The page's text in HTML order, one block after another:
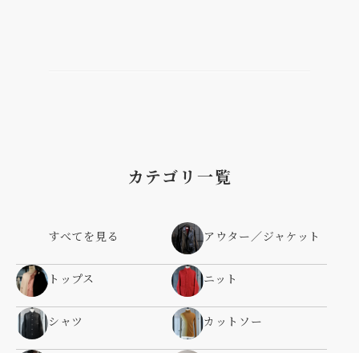
カテゴリ一覧
すべてを見る アウター／ジャケット
トップス ニット
シャツ カットソー